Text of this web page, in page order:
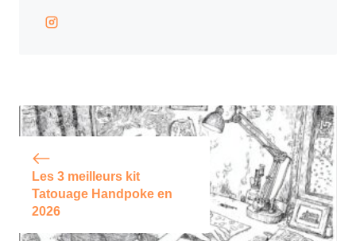
Les 3 meilleurs kit
Tatouage Handpoke en
2026